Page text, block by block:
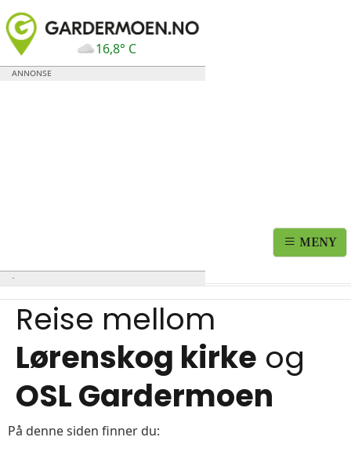
16,8° C
MENY
Reise mellom
Lørenskog kirke og
OSL Gardermoen
På denne siden finner du: